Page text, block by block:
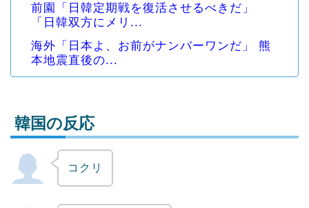
前園「日韓定期戦を復活させるべきだ」
「日韓双方にメリ...
海外「日本よ、お前がナンバーワンだ」 熊
本地震直後の...
Powered by livedoor 相互RSS
韓国の反応
コクリ